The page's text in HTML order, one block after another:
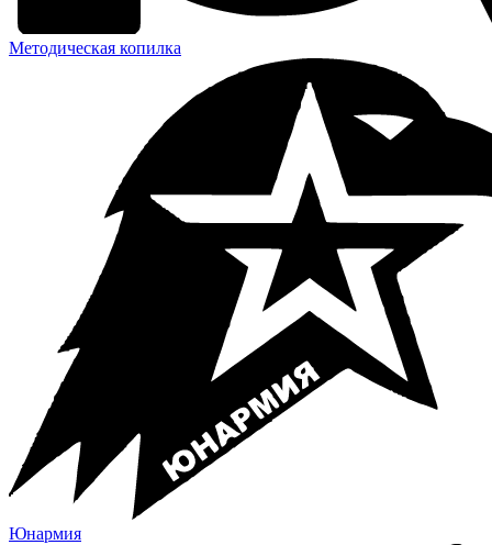
Методическая копилка
Юнармия